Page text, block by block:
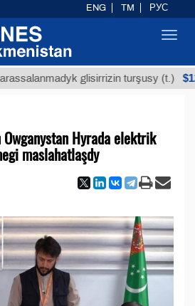
glisirrizin turşusy (t.) $12935,18
Hyrada elektrik
maslahatlaşdy
ENG TM РУС